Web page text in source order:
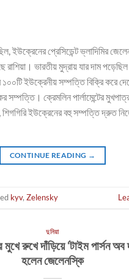
ইউক্রেনের প্রেসিডেন্ট ভ্লাদিমির
রাশিয়া। ভারতীয় মুদ্রায় যার দাম
১০০টি ইউক্রেনীয় সম্পত্তি বিক্রি করে
ক্রেমলিন পার্লামেন্টের
শিগগিরি ইউক্রেনের বহু সম্পত্তি দ্রুত
CONTINUE READING →
kyv, Zelensky
দুনিয়া
রুখে দাঁড়িয়ে ‘টাইম পার্সন অব
হলেন জেলেনস্কি